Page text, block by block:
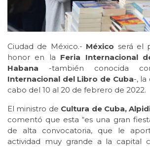
Ciudad de México.- México será el
honor en la Feria Internacional
Habana -también conocida
Internacional del Libro de Cuba-, la
cabo del 10 al 20 de febrero de 2022.
El ministro de Cultura de Cuba,
comentó que esta “es una gran
de alta convocatoria, que le
actividad muy grande a la capital